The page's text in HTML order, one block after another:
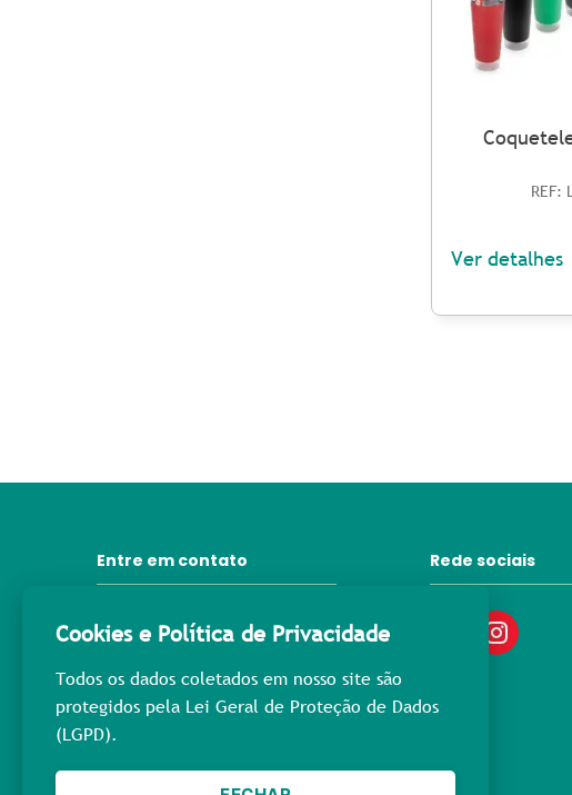
REF:
Ver detalhes
Entre em contato
31 3372-6092
31 98445-3976
Belo Horizonte - MG
Rede sociais
Cookies e Política de Privacidade
Todos os dados coletados em nosso site são
protegidos pela Lei Geral de Proteção de Dados
(LGPD).